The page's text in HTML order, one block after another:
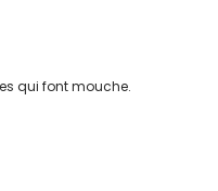
qui font mouche.